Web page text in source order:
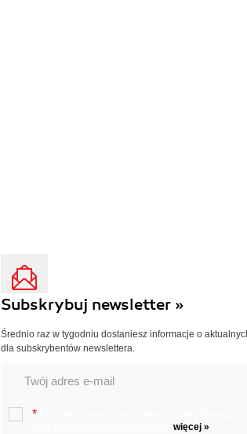
Subskrybuj newsletter »
Średnio raz w tygodniu dostaniesz informacje o
dla subskrybentów newslettera.
*
więcej »